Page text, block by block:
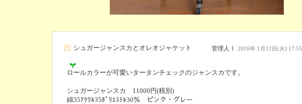
シュガージャンスカとオレオジャケット 管理人Ｉ 2016年 1月12日(火) 17:55
ロールカラーが可愛いタータンチェックのジャンスカです。
シュガージャンスカ 11000円(税別)
綿35ｱｸﾘﾙ35ﾎﾟﾘｴｽﾃﾙ30％ ピンク・グレー